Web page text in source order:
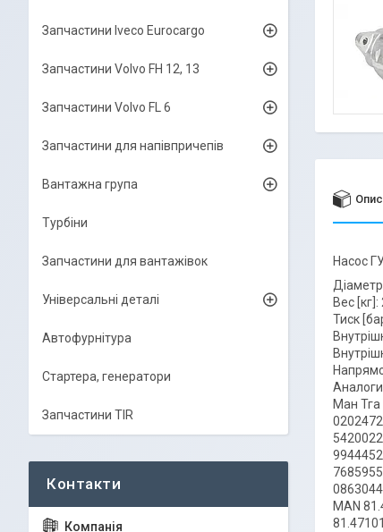
Опис
Насос
Вес [кг]:
Тиск
Ман Тга
MAN
Запчастини Iveco Eurocargo
Запчастини Volvo FH 12, 13
Запчастини Volvo FL 6
Запчастини для напівпричепів
Вантажна група
Турбіни
Запчастини для вантажівок
Універсальні деталі
Автофурнітура
Стартера, генератори
Запчастини TIR